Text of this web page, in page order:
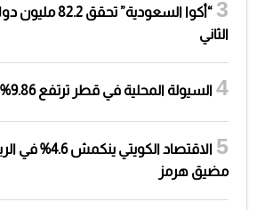
“أكوا السعودية”
الثاني
السيولة المحلية في قطر ترتفع 9.86% خلال يونيو
الاقتصاد
مضيق هرمز